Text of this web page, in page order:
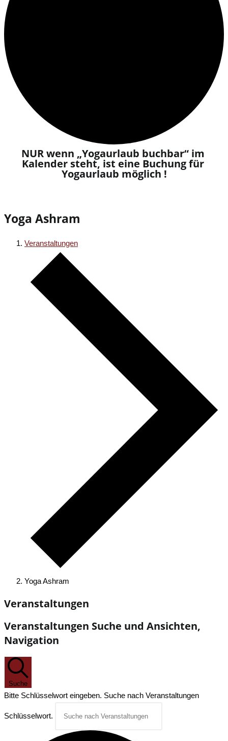
NUR wenn „Yogaurlaub buchbar“ im
Kalender steht, ist eine Buchung für
Yogaurlaub möglich !​
Yoga Ashram
Veranstaltungen
Yoga Ashram
Veranstaltungen
Veranstaltungen Suche und Ansichten,
Navigation
Suche
Bitte Schlüsselwort eingeben. Suche nach Veranstaltungen
Schlüsselwort.